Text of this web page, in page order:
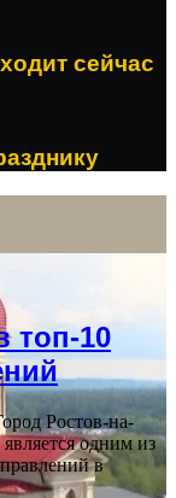
сейчас
топ-10
Ростов-на-
одним из
в